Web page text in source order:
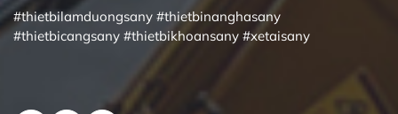
#thietbilamduongsany #thietbinanghasany
#thietbicangsany #thietbikhoansany #xetaisany